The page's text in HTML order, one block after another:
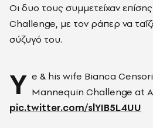
Οι δυο τους συμμετείχαν
Challenge, με τον ράπερ να
σύζυγό του.
Y e & his wife Bianca
Mannequin Challenge at
pic.twitter.com/slYIB5L4UU